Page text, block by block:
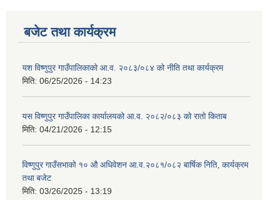
बजेट तथा कार्यक्रम
यश विष्णुपुर गाउँपालिकाको आ.व. २०८३/०८४ को नीति तथा कार्यक्रम
मिति: 06/25/2026 - 14:23
यस विष्णुपुर गाउँपालिका कार्यालयको आ.व. २०८२/०८३ को रातो किताब
मिति: 04/21/2026 - 12:15
विष्णुपुर गाउँसभाको १० औ अधिवेशन आ.व.२०८१/०८२ बार्षिक निति, कार्यक्रम
तथा बजेट
मिति: 03/26/2025 - 13:19